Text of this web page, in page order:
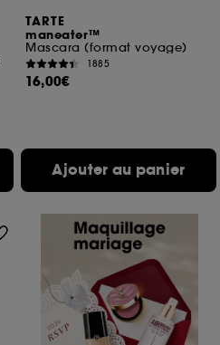
TARTE
maneater™
Mascara (format voyage)
1885
16,00€
Ajouter au panier